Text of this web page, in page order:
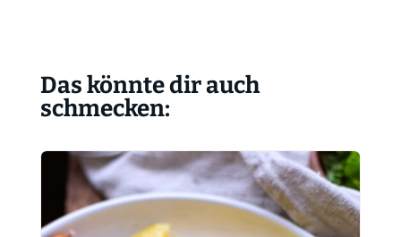
Das könnte dir auch
schmecken: